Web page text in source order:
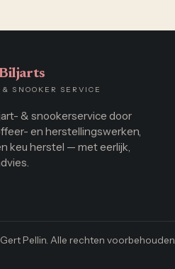
SNOOKER SERVICE
& snookerservice door
en herstellingswerken,
keu herstel — met eerlijk,
Pellin. Alle rechten voorbehouden.